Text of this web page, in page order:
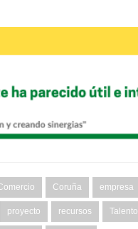
Coruña empresa
proyecto recursos Talento